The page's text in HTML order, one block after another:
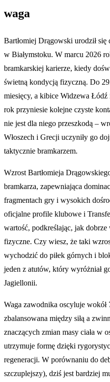
waga
Bartłomiej Drągowski urodził się
w Białymstoku. W marcu 2026
bramkarskiej karierze, kiedy
świetną kondycją fizyczną. Do
miesięcy, a kibice Widzewa
rok przyniesie kolejne czyste
nie jest dla niego przeszkodą –
Włoszech i Grecji uczyniły go
taktycznie bramkarzem.
Wzrost Bartłomieja
bramkarza, zapewniająca
fragmentach gry i wysokich
oficjalne profile klubowe i
wartość, podkreślając, jak
fizyczne. Czy wiesz, że taki
wychodzić do piłek górnych i
jeden z atutów, który wyróżniał
Jagiellonii.
Waga zawodnika oscyluje
zbalansowana między siłą a
znaczących zmian masy ciała w
utrzymuje formę dzięki
regeneracji. W porównaniu do
szczuplejszy), dziś jest bardziej